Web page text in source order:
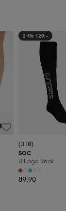
2 för 129:-
(318)
SOC
U Logo Sock
+1
89,90